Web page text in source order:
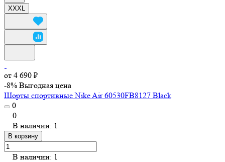
XXXL
от 4 690 ₽
-8% Выгодная цена
Шорты спортивные Nike Air 60530FB8127 Black
0
0
В наличии: 1
В корзину
В наличии: 1